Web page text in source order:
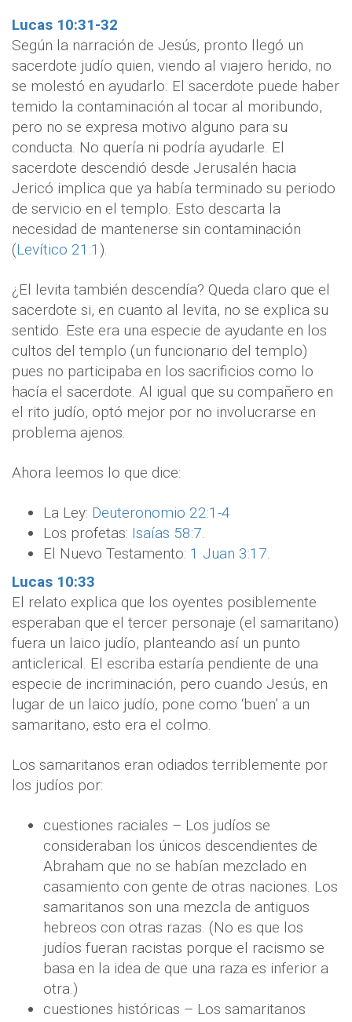
Lucas 10:31-32
Según la narración de Jesús, pronto llegó un
sacerdote judío quien, viendo al viajero herido, no
se molestó en ayudarlo. El sacerdote puede haber
temido la contaminación al tocar al moribundo,
pero no se expresa motivo alguno para su
conducta. No quería ni podría ayudarle. El
sacerdote descendió desde Jerusalén hacia
Jericó implica que ya había terminado su periodo
de servicio en el templo. Esto descarta la
necesidad de mantenerse sin contaminación
(Levítico 21:1 ).
¿El levita también descendía? Queda claro que el
sacerdote si, en cuanto al levita, no se explica su
sentido. Este era una especie de ayudante en los
cultos del templo (un funcionario del templo)
pues no participaba en los sacrificios como lo
hacía el sacerdote. Al igual que su compañero en
el rito judío, optó mejor por no involucrarse en
problema ajenos.
Ahora leemos lo que dice:
La Ley: Deuteronomio 22:1-4
Los profetas: Isaías 58:7.
El Nuevo Testamento: 1 Juan 3:17.
Lucas 10:33
El relato explica que los oyentes posiblemente
esperaban que el tercer personaje (el samaritano)
fuera un laico judío, planteando así un punto
anticlerical. El escriba estaría pendiente de una
especie de incriminación, pero cuando Jesús, en
lugar de un laico judío, pone como ‘buen’ a un
samaritano, esto era el colmo.
Los samaritanos eran odiados terriblemente por
los judíos por:
cuestiones raciales – Los judíos se
consideraban los únicos descendientes de
Abraham que no se habían mezclado en
casamiento con gente de otras naciones. Los
samaritanos son una mezcla de antiguos
hebreos con otras razas. (No es que los
judíos fueran racistas porque el racismo se
basa en la idea de que una raza es inferior a
otra.)
cuestiones históricas – Los samaritanos